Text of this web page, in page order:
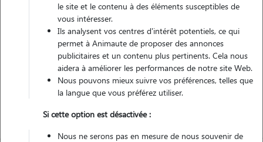
Contacter
L'envoi d'une demande est sans engagement
le site et le contenu à des éléments susceptibles de
vous intéresser.
Ils analysent vos centres d'intérêt potentiels, ce qui
permet à Animaute de proposer des annonces
publicitaires et un contenu plus pertinents. Cela nous
aidera à améliorer les performances de notre site Web.
Nous pouvons mieux suivre vos préférences, telles que
la langue que vous préférez utiliser.
Si cette option est désactivée :
Nous ne serons pas en mesure de nous souvenir de